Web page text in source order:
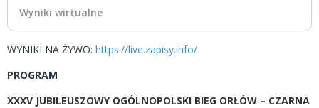
Wyniki wirtualne
WYNIKI NA ŻYWO: https://live.zapisy.info/
PROGRAM
XXXV JUBILEUSZOWY OGÓLNOPOLSKI BIEG ORŁÓW – CZARNA